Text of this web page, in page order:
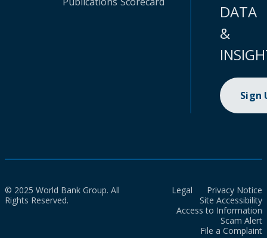
DATA
&
Sign
© 2025 World Bank Group. All
Rights Reserved.
Legal
Privacy Notice
Site Accessibility
Access to Information
Scam Alert
File a Complaint